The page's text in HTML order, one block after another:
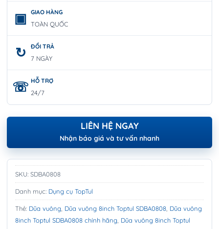
GIAO HÀNG
TOÀN QUỐC
ĐỔI TRẢ
7 NGÀY
HỖ TRỢ
24/7
LIÊN HỆ NGAY
Nhận báo giá và tư vấn nhanh
SKU: SDBA0808
Danh mục: Dụng cụ TopTul
Thẻ: Dũa vuông Dũa vuông 8inch Toptul SDBA0808 Dũa vuông
8inch Toptul SDBA0808 chính hãng Dũa vuông 8inch Toptul